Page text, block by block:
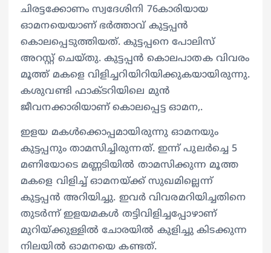
ചിരട്ടക്കോണം സ്വദേശിനി 76കാരിയായ
ഓമനയെയാണ് ഭർത്താവ് കുട്ടപ്പൻ
കൊലപ്പെടുത്തിയത്. കുട്ടപ്പനെ പോലിസ്
അറസ്റ്റ് ചെയ്തു. കുട്ടപ്പൻ കൊലപാതക വിവരം
മൂത്ത് മകളെ വിളിച്ചറിയിറിയിക്കുകയായിരുന്നു.
കശുവണ്ടി ഫാക്ടറിയിലെ മുൻ
ജീവനക്കാരിയാണ് കൊലപ്പെട്ട ഓമന,.
ഇളയ മകൾക്കൊപ്പമായിരുന്നു ഓമനയും
കുട്ടപ്പനും താമസിച്ചിരുന്നത്. ഇന്ന് പുലർച്ചെ 5
മണിയോടെ മണ്ണടിയിൽ താമസിക്കുന്ന മൂത്ത
മകളെ വിളിച്ച് ഓമനയ്ക്ക് സുഖമില്ലെന്ന്
കുട്ടപ്പൻ അറിയിച്ചു. ഇവർ വിവരമറിയിച്ചതിനെ
തുടർന്ന് ഇളയമകൾ തട്ടിവിളിച്ചപ്പോഴാണ്
മുറിയ്ക്കുള്ളിൽ ചോരയിൽ കുളിച്ചു കിടക്കുന്ന
നിലയിൽ ഓമനയെ കണ്ടത്.